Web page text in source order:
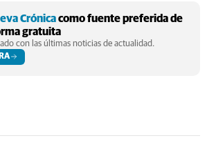
Crónicacomo fuente preferida de
gratuita
con las últimas noticias de actualidad.